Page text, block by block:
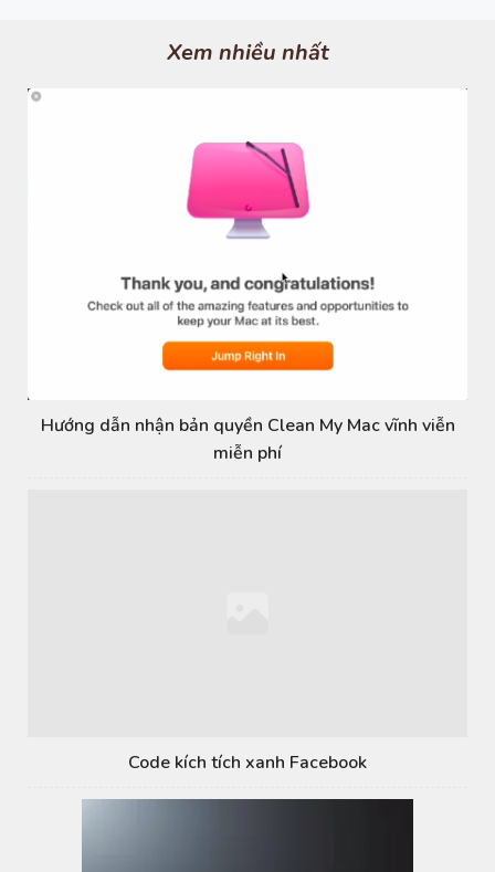
s
Xem nhiều nhất
Hướng dẫn nhận bản quyền Clean My Mac vĩnh viễn
miễn phí
Code kích tích xanh Facebook